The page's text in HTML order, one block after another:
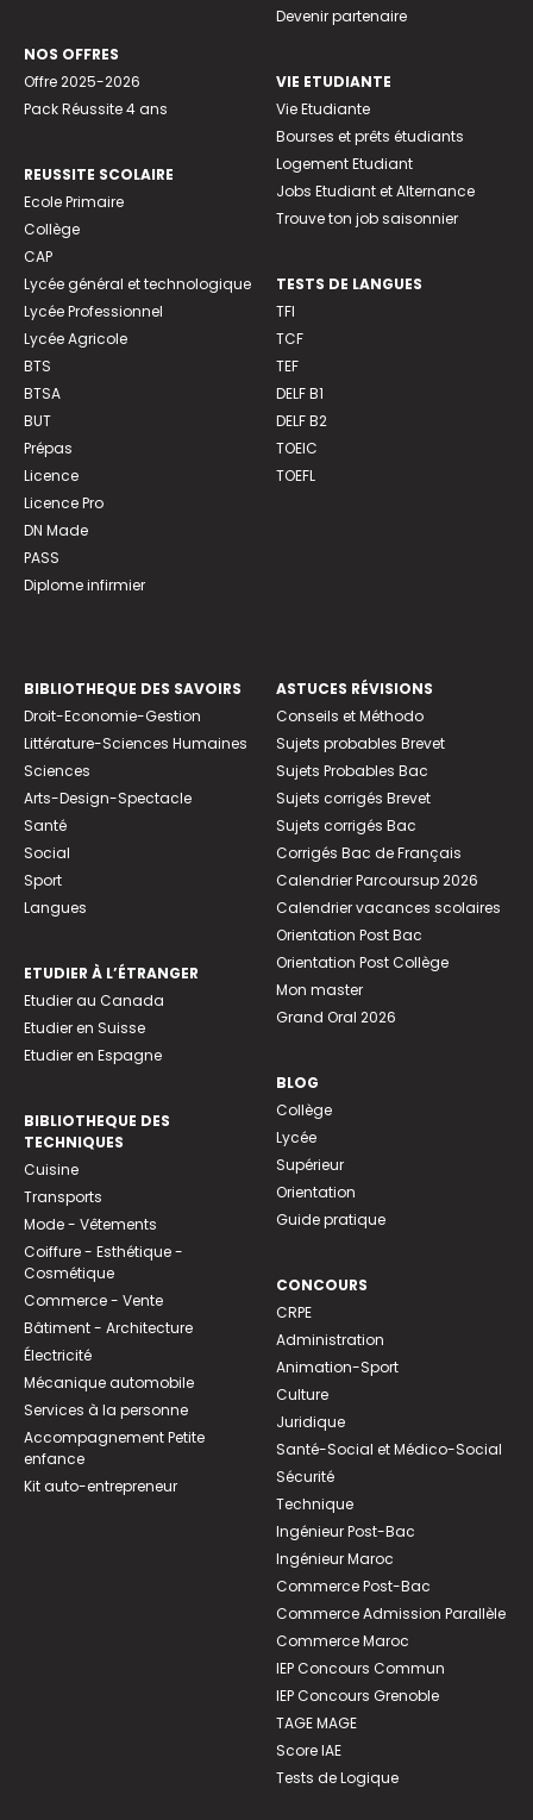
NOS OFFRES
Offre 2025-2026
Pack Réussite 4 ans
REUSSITE SCOLAIRE
Ecole Primaire
Collège
CAP
Lycée général et technologique
Lycée Professionnel
Lycée Agricole
BTS
BTSA
BUT
Prépas
Licence
Licence Pro
DN Made
PASS
Diplome infirmier
Devenir partenaire
VIE ETUDIANTE
Vie Etudiante
Bourses et prêts étudiants
Logement Etudiant
Jobs Etudiant et Alternance
Trouve ton job saisonnier
TESTS DE LANGUES
TFI
TCF
TEF
DELF B1
DELF B2
TOEIC
TOEFL
BIBLIOTHEQUE DES SAVOIRS
Droit-Economie-Gestion
Littérature-Sciences Humaines
Sciences
Arts-Design-Spectacle
Santé
Social
Sport
Langues
ETUDIER À L’ÉTRANGER
Etudier au Canada
Etudier en Suisse
Etudier en Espagne
BIBLIOTHEQUE DES
TECHNIQUES
Cuisine
Transports
Mode - Vêtements
Coiffure - Esthétique -
Cosmétique
Commerce - Vente
Bâtiment - Architecture
Électricité
Mécanique automobile
Services à la personne
Accompagnement Petite
enfance
Kit auto-entrepreneur
ASTUCES RÉVISIONS
Conseils et Méthodo
Sujets probables Brevet
Sujets Probables Bac
Sujets corrigés Brevet
Sujets corrigés Bac
Corrigés Bac de Français
Calendrier Parcoursup 2026
Calendrier vacances scolaires
Orientation Post Bac
Orientation Post Collège
Mon master
Grand Oral 2026
BLOG
Collège
Lycée
Supérieur
Orientation
Guide pratique
CONCOURS
CRPE
Administration
Animation-Sport
Culture
Juridique
Santé-Social et Médico-Social
Sécurité
Technique
Ingénieur Post-Bac
Ingénieur Maroc
Commerce Post-Bac
Commerce Admission Parallèle
Commerce Maroc
IEP Concours Commun
IEP Concours Grenoble
TAGE MAGE
Score IAE
Tests de Logique